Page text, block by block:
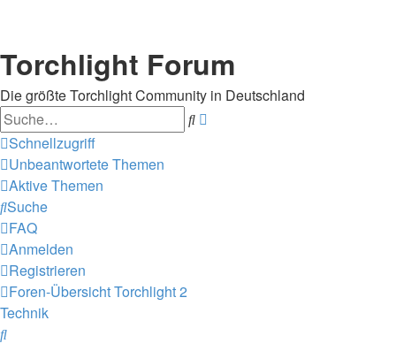
Torchlight Forum
Die größte Torchlight Community in Deutschland
Suche
Schnellzugriff
Unbeantwortete Themen
Aktive Themen
Suche
FAQ
Anmelden
Registrieren
Foren-ÜbersichtTorchlight 2
Technik
Suche